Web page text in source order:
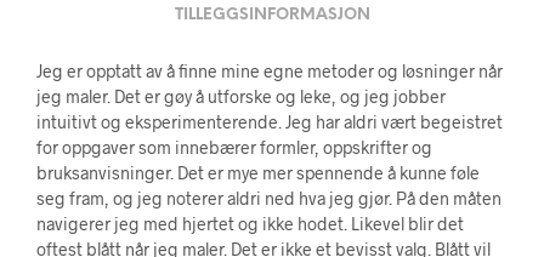
TILLEGGSINFORMASJON
Jeg er opptatt av å finne mine egne metoder og løsninger når
jeg maler. Det er gøy å utforske og leke, og jeg jobber
intuitivt og eksperimenterende. Jeg har aldri vært begeistret
for oppgaver som innebærer formler, oppskrifter og
bruksanvisninger. Det er mye mer spennende å kunne føle
seg fram, og jeg noterer aldri ned hva jeg gjør. På den måten
navigerer jeg med hjertet og ikke hodet. Likevel blir det
oftest blått når jeg maler. Det er ikke et bevisst valg. Blått vil